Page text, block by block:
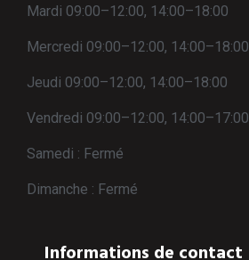
Mardi 09:00–12:00, 14:00–18:00
Mercredi 09:00–12:00, 14:00–18:00
Jeudi 09:00–12:00, 14:00–18:00
Vendredi 09:00–12:00, 14:00–17:00
Samedi : Fermé
Dimanche : Fermé
Informations de contact